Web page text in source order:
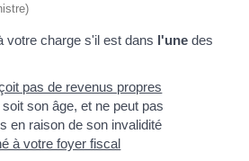
votre charge s'il est dans l'une des
pas de revenus propres
soit son âge, et ne peut pas
en raison de son invalidité
à votre foyer fiscal